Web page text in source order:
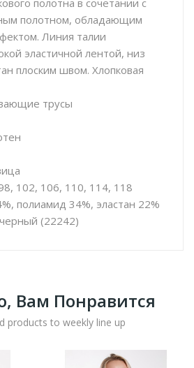
полотна в сочетании с
полотном, обладающим
Линия талии
эластичной лентой, низ
плоским швом. Хлопковая
трусы
102, 106, 110, 114, 118
полиамид 34%, эластан 22%
(22242)
Вам Понравится
products to weekly line up